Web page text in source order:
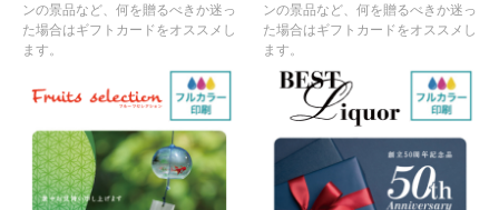
ンの景品など、何を贈るべきか迷っ
た場合はギフトカードをオススメし
ます。
ンの景品など、何を贈るべきか迷っ
た場合はギフトカードをオススメし
ます。